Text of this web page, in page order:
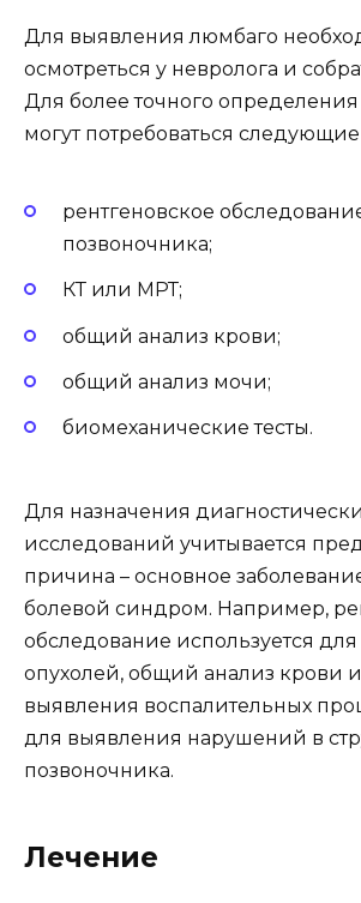
Для выявления люмбаго
осмотреться у невролога и
Для более точного определения
могут потребоваться
рентгеновское
позвоночника;
КТ или МРТ;
общий анализ крови;
общий анализ мочи;
биомеханические тесты.
Для назначения
исследований учитывается
причина – основное
болевой синдром. Например,
обследование используется
опухолей, общий анализ крови
выявления воспалительных
для выявления нарушений в
позвоночника.
Лечение